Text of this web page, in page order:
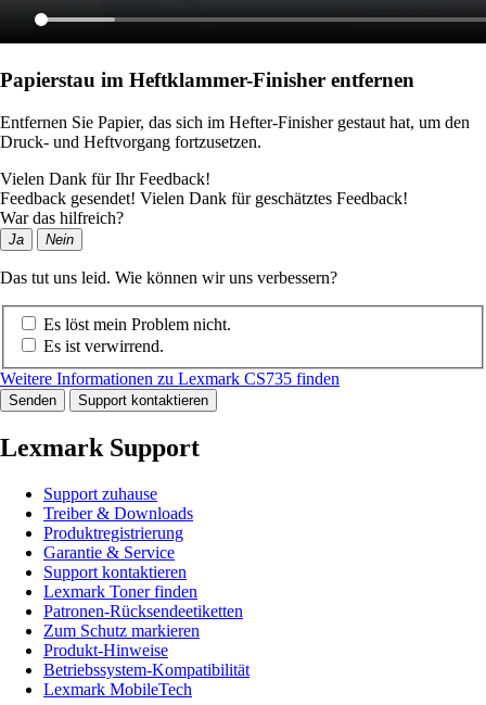
Papierstau im Heftklammer-Finisher entfernen
Entfernen Sie Papier, das sich im Hefter-Finisher gestaut hat, um den
Druck- und Heftvorgang fortzusetzen.
Vielen Dank für Ihr Feedback!
Feedback gesendet! Vielen Dank für geschätztes Feedback!
War das hilfreich?
Ja Nein
Das tut uns leid. Wie können wir uns verbessern?
Es löst mein Problem nicht.
Es ist verwirrend.
Weitere Informationen zu Lexmark CS735 finden
Senden Support kontaktieren
Lexmark Support
Support zuhause
Treiber & Downloads
Produktregistrierung
Garantie & Service
Support kontaktieren
Lexmark Toner finden
Patronen-Rücksendeetiketten
Zum Schutz markieren
Produkt-Hinweise
Betriebssystem-Kompatibilität
Lexmark MobileTech